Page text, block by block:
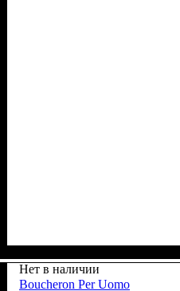
Нет в наличии
Boucheron Per Uomo